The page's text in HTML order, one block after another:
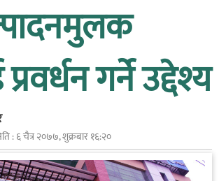
गर्ने उद्देश्य
:६ चैत्र २०७७, शुक्रबार १६:२०